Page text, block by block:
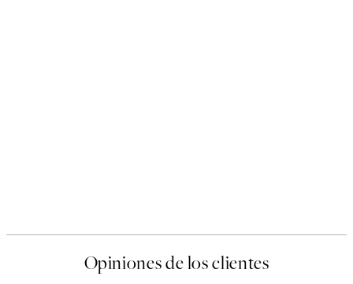
Opiniones de los clientes